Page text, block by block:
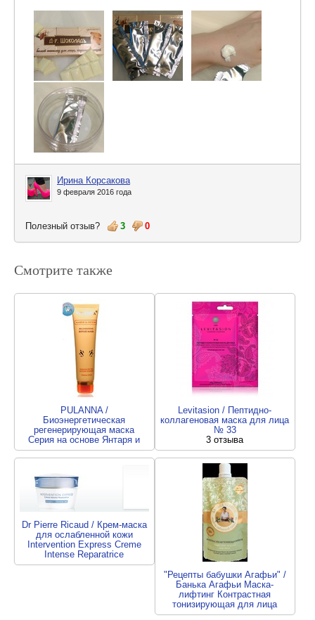
Ирина Корсакова
9 февраля 2016 года
Полезный отзыв? 3 0
Смотрите также
PULANNA /
Биоэнергетическая
регенерирующая маска
Серия на основе Янтаря и
Морских экстрактов
1 отзыв
Levitasion / Пептидно-
коллагеновая маска для лица
№ 33
3 отзыва
Dr Pierre Ricaud / Крем-маска
для ослабленной кожи
Intervention Express Creme
Intense Reparatrice
Energine+Vitamines A&E
"Рецепты бабушки Агафьи" /
Банька Агафьи Маска-
лифтинг Контрастная
тонизирующая для лица
3 отзыва